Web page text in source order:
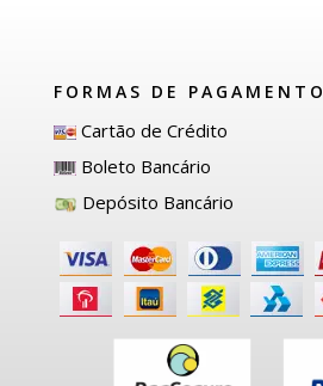
FORMAS DE PAGAMENTO
Cartão de Crédito
Boleto Bancário
Depósito Bancário